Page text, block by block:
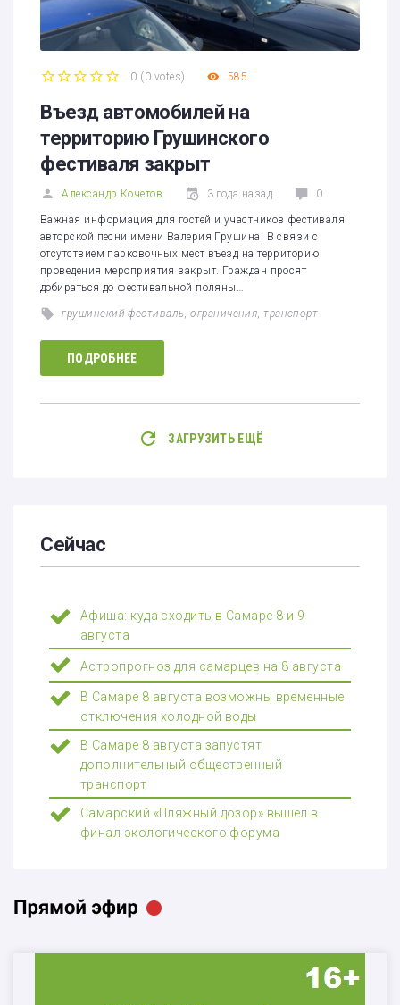
0 ( 0 votes) 585
Въезд автомобилей на
территорию Грушинского
фестиваля закрыт
Александр Кочетов 3 года назад 0
Важная информация для гостей и участников фестиваля
авторской песни имени Валерия Грушина. В связи с
отсутствием парковочных мест въезд на территорию
проведения мероприятия закрыт. Граждан просят
добираться до фестивальной поляны…
грушинский фестиваль,ограничения,транспорт
ПОДРОБНЕЕ
ЗАГРУЗИТЬ ЕЩЁ
Сейчас
Афиша: куда сходить в Самаре 8 и 9
августа
Астропрогноз для самарцев на 8 августа
В Самаре 8 августа возможны временные
отключения холодной воды
В Самаре 8 августа запустят
дополнительный общественный
транспорт
Самарский «Пляжный дозор» вышел в
финал экологического форума